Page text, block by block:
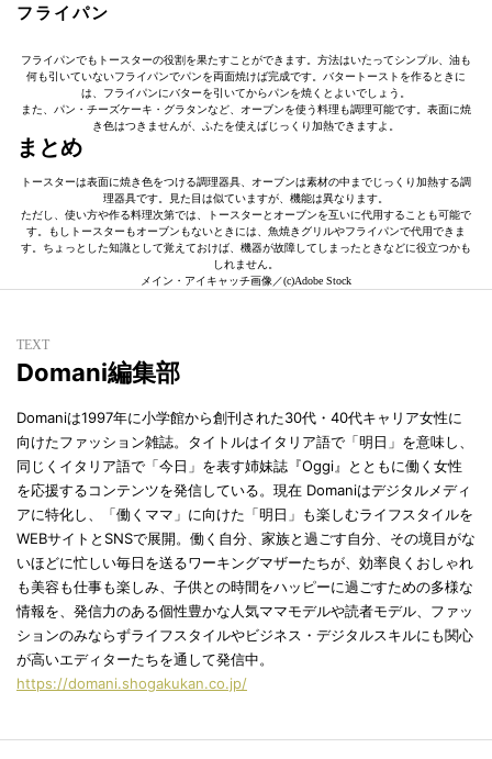
フライパン
フライパンでもトースターの役割を果たすことができます。方法はいたってシンプル、油も
何も引いていないフライパンでパンを両面焼けば完成です。バタートーストを作るときに
は、フライパンにバターを引いてからパンを焼くとよいでしょう。
また、パン・チーズケーキ・グラタンなど、オーブンを使う料理も調理可能です。表面に焼
き色はつきませんが、ふたを使えばじっくり加熱できますよ。
まとめ
トースターは表面に焼き色をつける調理器具、オーブンは素材の中までじっくり加熱する調
理器具です。見た目は似ていますが、機能は異なります。
ただし、使い方や作る料理次第では、トースターとオーブンを互いに代用することも可能で
す。もしトースターもオーブンもないときには、魚焼きグリルやフライパンで代用できま
す。ちょっとした知識として覚えておけば、機器が故障してしまったときなどに役立つかも
しれません。
メイン・アイキャッチ画像／(c)Adobe Stock
TEXT
Domani編集部
Domaniは1997年に小学館から創刊された30代・40代キャリア女性に
向けたファッション雑誌。タイトルはイタリア語で「明日」を意味し、
同じくイタリア語で「今日」を表す姉妹誌『Oggi』とともに働く女性
を応援するコンテンツを発信している。現在 Domaniはデジタルメディ
アに特化し、「働くママ」に向けた「明日」も楽しむライフスタイルを
WEBサイトとSNSで展開。働く自分、家族と過ごす自分、その境目がな
いほどに忙しい毎日を送るワーキングマザーたちが、効率良くおしゃれ
も美容も仕事も楽しみ、子供との時間をハッピーに過ごすための多様な
情報を、発信力のある個性豊かな人気ママモデルや読者モデル、ファッ
ションのみならずライフスタイルやビジネス・デジタルスキルにも関心
が高いエディターたちを通して発信中。
https://domani.shogakukan.co.jp/